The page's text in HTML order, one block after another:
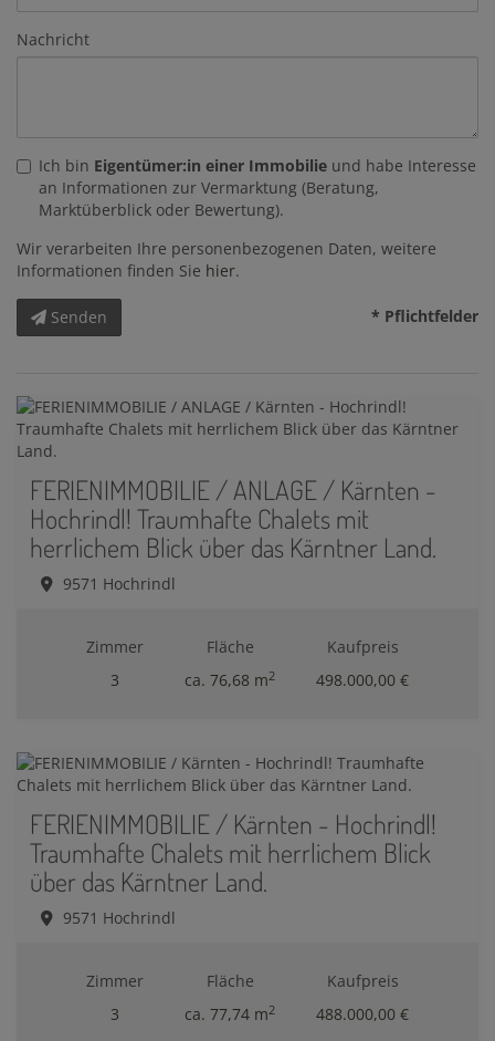
Nachricht
Ich bin Eigentümer:in einer Immobilie und habe Interesse
an Informationen zur Vermarktung (Beratung,
Marktüberblick oder Bewertung).
Wir verarbeiten Ihre personenbezogenen Daten, weitere
Informationen finden Sie hier.
Senden * Pflichtfelder
FERIENIMMOBILIE / ANLAGE / Kärnten -
Hochrindl! Traumhafte Chalets mit
herrlichem Blick über das Kärntner Land.
9571 Hochrindl
Zimmer
3
Fläche
ca. 76,68 m2
Kaufpreis
498.000,00 €
FERIENIMMOBILIE / Kärnten - Hochrindl!
Traumhafte Chalets mit herrlichem Blick
über das Kärntner Land.
9571 Hochrindl
Zimmer
3
Fläche
ca. 77,74 m2
Kaufpreis
488.000,00 €